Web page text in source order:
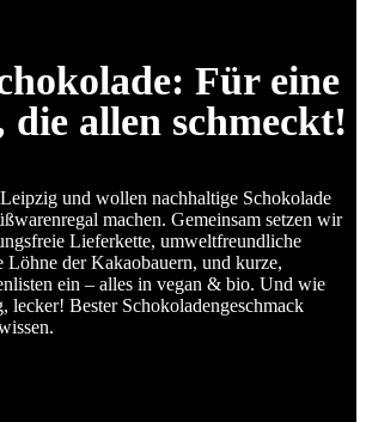
Für eine
allen schmeckt!
und wollen nachhaltige Schokolade
machen. Gemeinsam setzen wir
Lieferkette, umweltfreundliche
Löhne der Kakaobauern, und kurze,
ein – alles in vegan & bio. Und wie
lecker! Bester Schokoladengeschmack